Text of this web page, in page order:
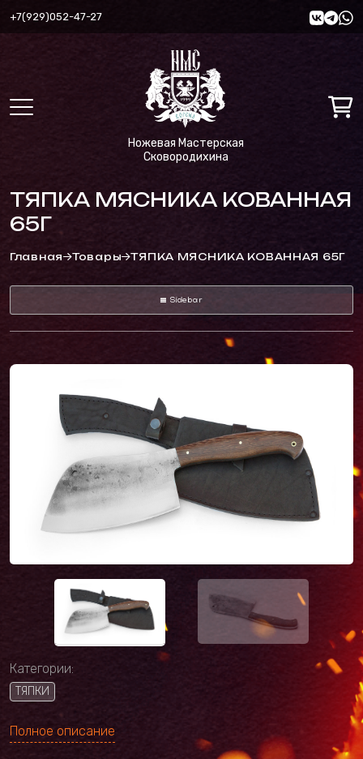
+7(929)052-47-27
Ножевая Мастерская
Сковородихина
ТЯПКА МЯСНИКА КОВАННАЯ
65Г
Главная Товары ТЯПКА МЯСНИКА КОВАННАЯ 65Г
Sidebar
Категории:
ТЯПКИ
Полное описание